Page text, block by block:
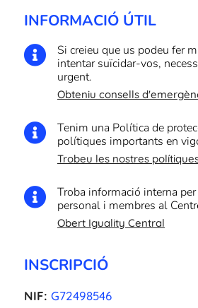
INFORMACIÓ ÚTIL

Si creieu que us podeu fer
intentar suïcidar-vos,
urgent.
Obteniu consells

Tenim una Política de
polítiques importants en
Trobeu les nostres

Troba informació interna
personal i membres al
Obert Iguality Central
INSCRIPCIÓ
NIF: G72498546